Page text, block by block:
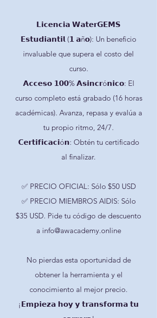
𝗟𝗶𝗰𝗲𝗻𝗰𝗶𝗮 𝗪𝗮𝘁𝗲𝗿𝗚𝗘𝗠𝗦
𝗘𝘀𝘁𝘂𝗱𝗶𝗮𝗻𝘁𝗶𝗹 (𝟭 𝗮ñ𝗼): Un beneficio
invaluable que supera el costo del
curso.
𝗔𝗰𝗰𝗲𝘀𝗼 𝟭𝟬𝟬% 𝗔𝘀𝗶𝗻𝗰𝗿ó𝗻𝗶𝗰𝗼: El
curso completo está grabado (16 horas
académicas). Avanza, repasa y evalúa a
tu propio ritmo, 24/7.
𝗖𝗲𝗿𝘁𝗶𝗳𝗶𝗰𝗮𝗰𝗶ó𝗻: Obtén tu certificado
al finalizar.
✅ PRECIO OFICIAL: Sólo $50 USD
✅ PRECIO MIEMBROS AIDIS: Sólo
$35 USD. Pide tu código de descuento
a info@awacademy.online
No pierdas esta oportunidad de
obtener la herramienta y el
conocimiento al mejor precio.
¡𝗘𝗺𝗽𝗶𝗲𝘇𝗮 𝗵𝗼𝘆 𝘆 𝘁𝗿𝗮𝗻𝘀𝗳𝗼𝗿𝗺𝗮 𝘁𝘂